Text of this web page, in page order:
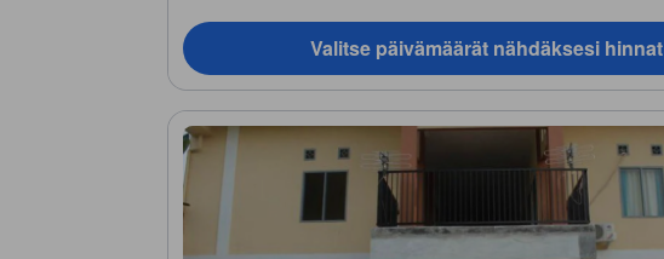
Valitse päivämäärät nähdäksesi hinnat